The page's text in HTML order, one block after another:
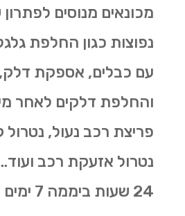
מכונאים מנוסים
נפוצות כגון החלפת
עם כבלים, אספקת
והחלפת דלקים לאחר
פריצת רכב נעול, נטרול
נטרול אזעקת רכב
24 שעות